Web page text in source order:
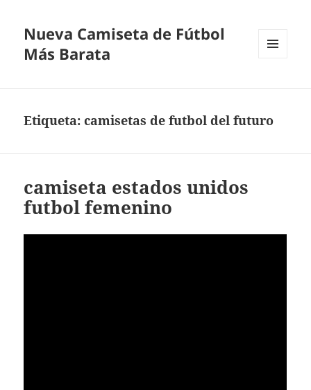
Nueva Camiseta de Fútbol
Más Barata
Etiqueta:camisetas de futbol del futuro
camiseta estados unidos
futbol femenino